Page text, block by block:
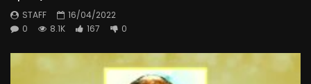
STAFF
16/04/2022
0
8.1K 167 0